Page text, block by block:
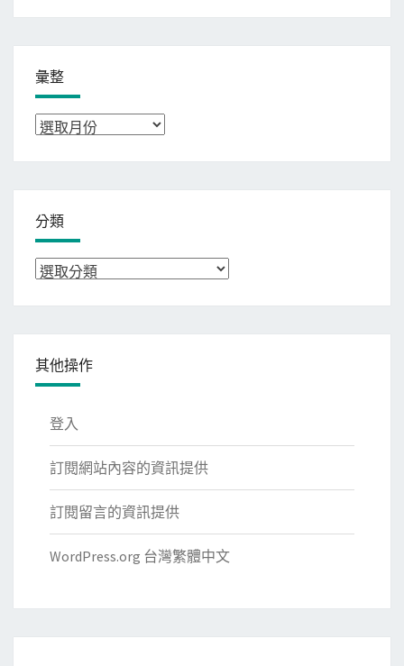
彙整
彙
分類
分
其他操作
登入
訂閱網站內容的資訊提供
訂閱留言的資訊提供
WordPress.org 台灣繁體中文